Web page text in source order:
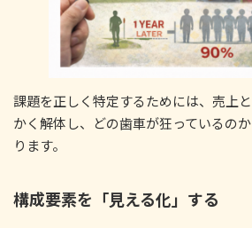
課題を正しく特定するためには、売上
かく解体し、どの歯車が狂っているの
ります。
構成要素を「見える化」する